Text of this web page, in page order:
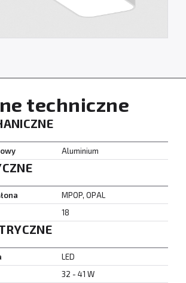
techniczne
Aluminium
MPOP, OPAL
18
LED
32 - 41 W